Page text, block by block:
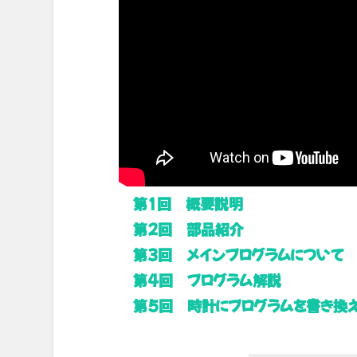
第1回 概要説明
第2回 部品紹介
第3回 メインプログラムについて
第4回 プログラム解説
第5回 時計にプログラムを書き換